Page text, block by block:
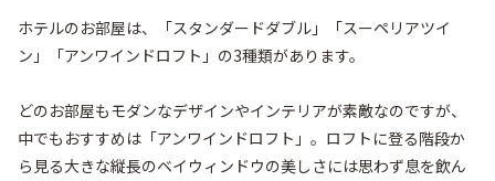
ホテルのお部屋は、「スタンダードダブル」「スーペリアツイ
ン」「アンワインドロフト」の3種類があります。
どのお部屋もモダンなデザインやインテリアが素敵なのですが、
中でもおすすめは「アンワインドロフト」。ロフトに登る階段か
ら見る大きな縦長のベイウィンドウの美しさには思わず息を飲ん